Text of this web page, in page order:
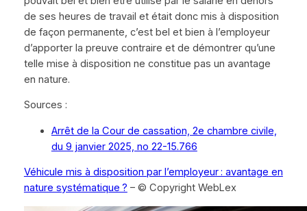
de ses heures de travail et était donc mis à disposition
de façon permanente, c’est bel et bien à l’employeur
d’apporter la preuve contraire et de démontrer qu’une
telle mise à disposition ne constitue pas un avantage
en nature.
Sources :
Arrêt de la Cour de cassation, 2e chambre civile,
du 9 janvier 2025, no 22-15.766
Véhicule mis à disposition par l’employeur : avantage en
nature systématique ? – © Copyright WebLex